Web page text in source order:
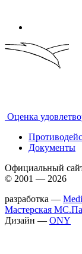
Оценка
Документы
Официальный
© 2001 — 2026
разработка —
Мастерская
Дизайн — ONY